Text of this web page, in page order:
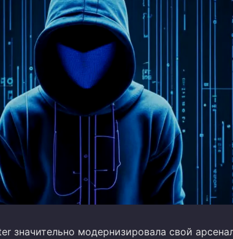
значительно модернизировала свой